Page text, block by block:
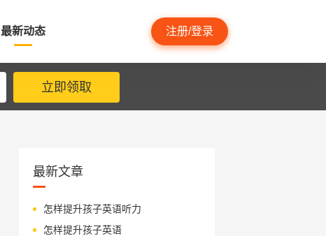
最新动态 注册/登录
立即领取
最新文章
怎样提升孩子英语听力
怎样提升孩子英语